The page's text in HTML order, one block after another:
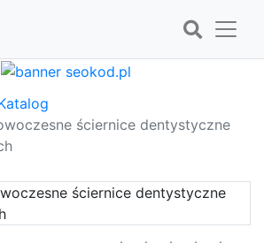
ściernice dentystyczne